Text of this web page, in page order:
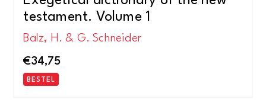
testament. Volume 1
Balz, H. & G. Schneider
€34,75
BESTEL